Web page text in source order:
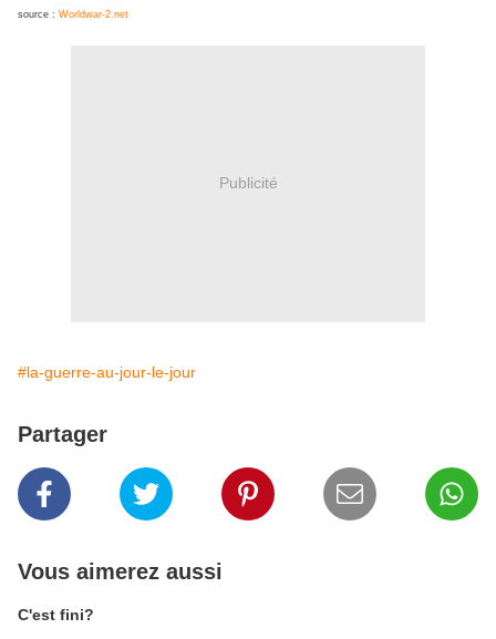
source : Worldwar-2.net
Publicité
#la-guerre-au-jour-le-jour
Partager
Vous aimerez aussi
C'est fini?